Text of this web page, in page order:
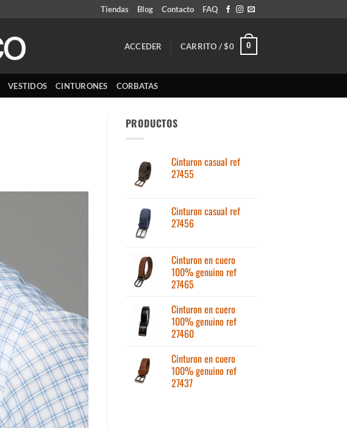
Tiendas Blog Contacto FAQ
ACCEDER CARRITO /$0 0
VESTIDOS CINTURONES CORBATAS
PRODUCTOS
Cinturon casual ref
27455
Cinturon casual ref
27456
Cinturon en cuero
100% genuino ref
27465
Cinturon en cuero
100% genuino ref
27460
Cinturon en cuero
100% genuino ref
27437